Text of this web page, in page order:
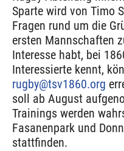
Sparte wird von Timo
Fragen rund um die
ersten Mannschaften
Interesse habt, bei
Interessierte kennt,
rugby@tsv1860.org
soll ab August
Trainings werden
Fasanenpark und
stattfinden.